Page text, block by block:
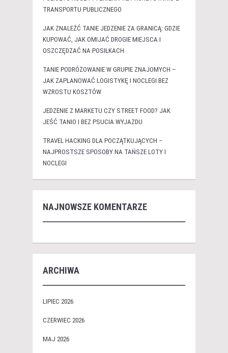
TRANSPORTU PUBLICZNEGO
JAK ZNALEŹĆ TANIE JEDZENIE ZA GRANICĄ: GDZIE
KUPOWAĆ, JAK OMIJAĆ DROGIE MIEJSCA I
OSZCZĘDZAĆ NA POSIŁKACH
TANIE PODRÓŻOWANIE W GRUPIE ZNAJOMYCH –
JAK ZAPLANOWAĆ LOGISTYKĘ I NOCLEGI BEZ
WZROSTU KOSZTÓW
JEDZENIE Z MARKETU CZY STREET FOOD? JAK
JEŚĆ TANIO I BEZ PSUCIA WYJAZDU
TRAVEL HACKING DLA POCZĄTKUJĄCYCH –
NAJPROSTSZE SPOSOBY NA TAŃSZE LOTY I
NOCLEGI
NAJNOWSZE KOMENTARZE
ARCHIWA
LIPIEC 2026
CZERWIEC 2026
MAJ 2026